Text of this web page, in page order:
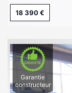
18 390 €
Garantie
constructeur